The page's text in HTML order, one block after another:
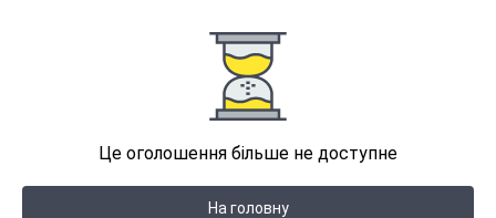
Це оголошення більше не доступне
На головну